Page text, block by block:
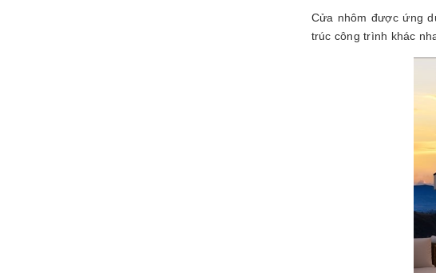
Cửa nhôm được ứng
trúc công trình khác